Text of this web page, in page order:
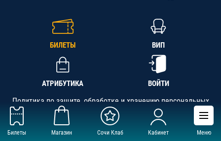
Билеты Магазин Сочи Клаб Кабинет Меню
БИЛЕТЫ ВИП
АТРИБУТИКА ВОЙТИ
Политика по защите, обработке и хранению персональных
данных
АНО «СК «Кубань-Регион», ОГРН 1142300002349,